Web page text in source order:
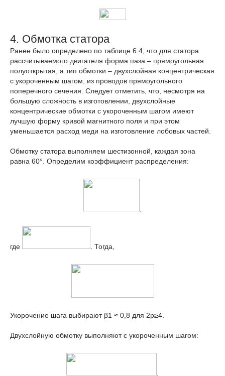
4. Обмотка статора
Ранее было определено по таблице 6.4, что для статора
рассчитываемого двигателя форма паза – прямоугольная
полуоткрытая, а тип обмотки – двухслойная концентрическая
с укороченным шагом, из проводов прямоугольного
поперечного сечения. Следует отметить, что, несмотря на
большую сложность в изготовлении, двухслойные
концентрические обмотки с укороченным шагом имеют
лучшую форму кривой магнитного поля и при этом
уменьшается расход меди на изготовление лобовых частей.
Обмотку статора выполняем шестизонной, каждая зона
равна 60°. Определим коэффициент распределения:
где . Тогда,
Укорочение шага выбирают β1 ≈ 0,8 для 2p≥4.
Двухслойную обмотку выполняют с укороченным шагом: